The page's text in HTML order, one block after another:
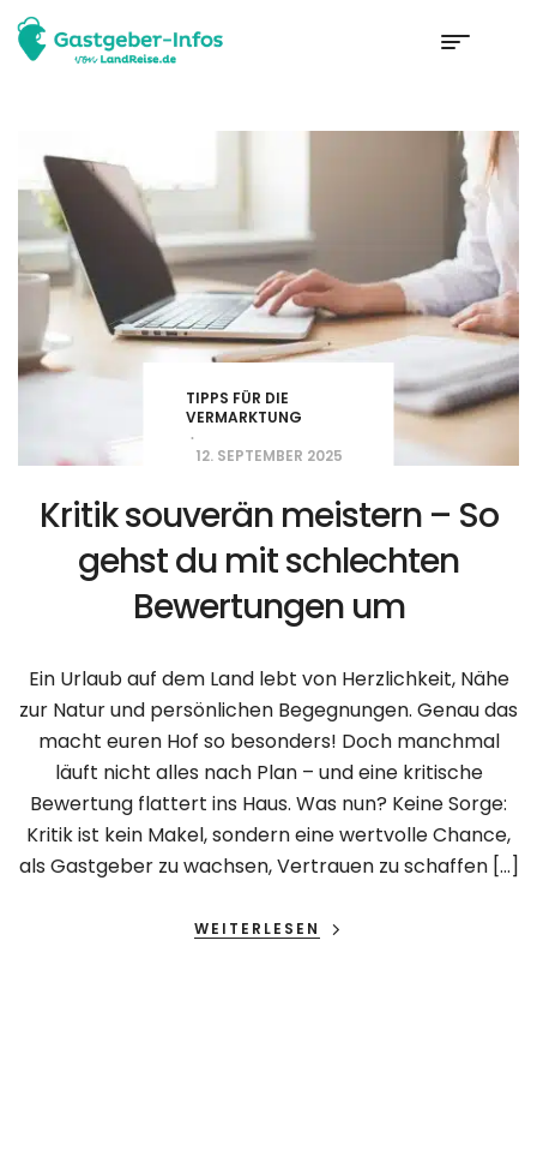
TIPPS FÜR DIE
VERMARKTUNG
12. SEPTEMBER 2025
Kritik souverän meistern – So
gehst du mit schlechten
Bewertungen um
Ein Urlaub auf dem Land lebt von Herzlichkeit, Nähe
zur Natur und persönlichen Begegnungen. Genau das
macht euren Hof so besonders! Doch manchmal
läuft nicht alles nach Plan – und eine kritische
Bewertung flattert ins Haus. Was nun? Keine Sorge:
Kritik ist kein Makel, sondern eine wertvolle Chance,
als Gastgeber zu wachsen, Vertrauen zu schaffen […]
WEITERLESEN